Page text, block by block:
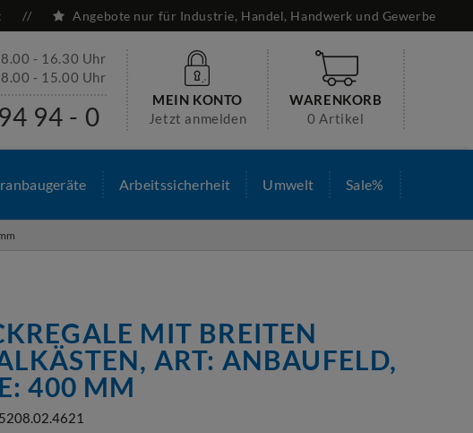
Angebote nur für Industrie, Handel, Handwerk und Gewerbe
- 16.30 Uhr
- 15.00 Uhr
94 - 0
MEIN KONTO
Jetzt anmelden
WARENKORB
0 Artikel
Arbeitssicherheit Umwelt Sale%
MIT BREITEN
ART: ANBAUFELD,
400 MM
5208.02.4621